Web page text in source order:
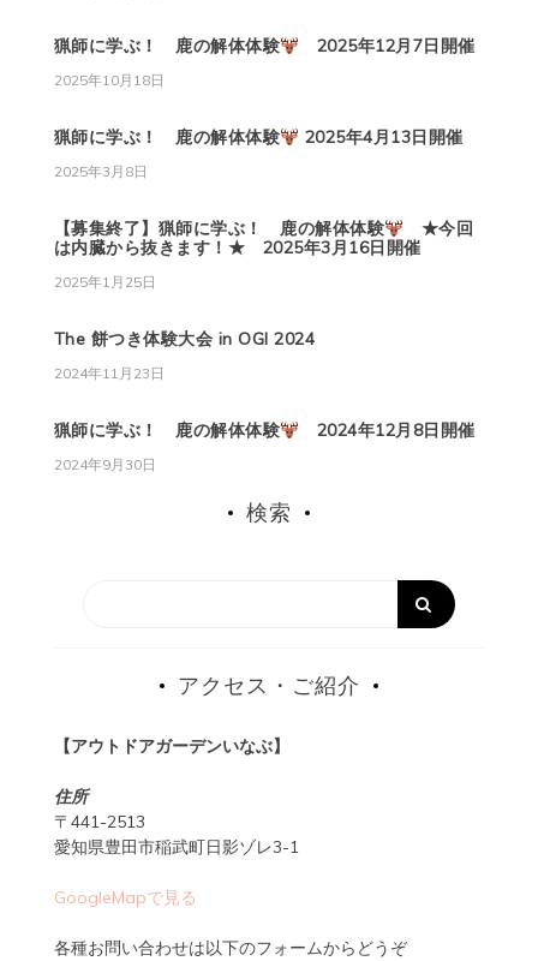
猟師に学ぶ！ 鹿の解体体験 2025年12月7日開催
2025年10月18日
猟師に学ぶ！ 鹿の解体体験 2025年4月13日開催
2025年3月8日
【募集終了】猟師に学ぶ！ 鹿の解体体験
★今回
は内臓から抜きます！★ 2025年3月16日開催
2025年1月25日
The 餅つき体験大会 in OGI 2024
2024年11月23日
猟師に学ぶ！ 鹿の解体体験 2024年12月8日開催
2024年9月30日
検索
アクセス・ご紹介
【アウトドアガーデンいなぶ】
住所
〒441-2513
愛知県豊田市稲武町日影ゾレ3-1
GoogleMapで見る
各種お問い合わせは以下のフォームからどうぞ